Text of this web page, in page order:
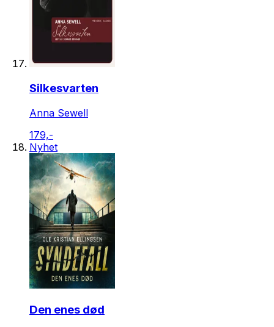
Silkesvarten
Anna Sewell
179,-
Nyhet
Den enes død